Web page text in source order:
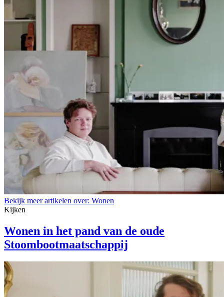
Bekijk meer artikelen over: Wonen
Kijken
Wonen in het pand van de oude
Stoombootmaatschappij